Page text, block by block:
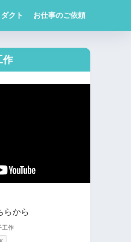
クト お仕事のご依頼
作
らから